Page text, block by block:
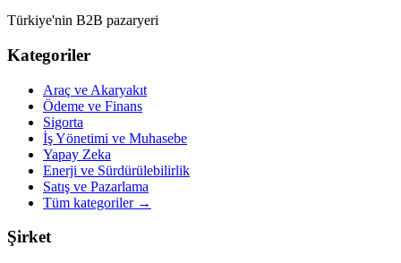
Türkiye'nin B2B pazaryeri
Kategoriler
Araç ve Akaryakıt
Ödeme ve Finans
Sigorta
İş Yönetimi ve Muhasebe
Yapay Zeka
Enerji ve Sürdürülebilirlik
Satış ve Pazarlama
Tüm kategoriler→
Şirket